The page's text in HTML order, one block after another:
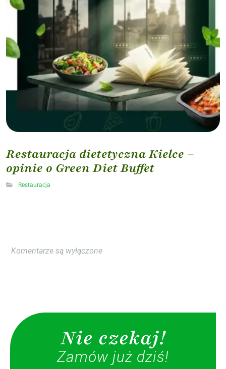
Restauracja dietetyczna Kielce –
opinie o Green Diet Buffet
Restauracja
Komentarze są wyłączone
Nie czekaj!
Zamów już dziś!